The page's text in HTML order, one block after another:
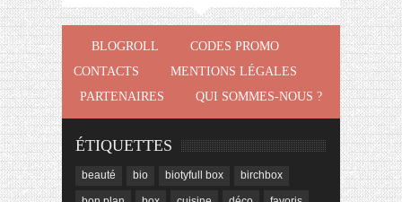
BLOGROLL
CODES PROMO
CONTACTS
MENTIONS LÉGALES
PARTENAIRES
QUI SOMMES-NOUS ?
ÉTIQUETTES
beauté bio biotyfull box birchbox